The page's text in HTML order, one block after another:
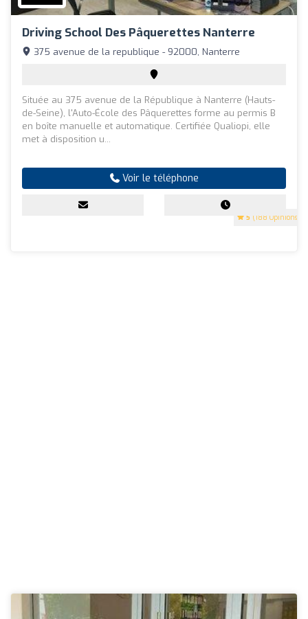
Driving School Des Pâquerettes Nanterre
5 (188 Opinions)
375 avenue de la republique - 92000, Nanterre
Située au 375 avenue de la République à Nanterre (Hauts-
de-Seine), l'Auto-École des Pâquerettes forme au permis B
en boîte manuelle et automatique. Certifiée Qualiopi, elle
met à disposition u...
Voir le téléphone